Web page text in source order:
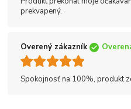
prekvapený.
Overený zákazník
Spokojnosť na 100%, produkt